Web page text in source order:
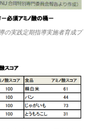
の実践定期指導実施者育成プ